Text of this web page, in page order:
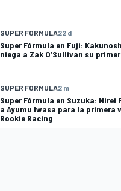
SUPER FORMULA22 d
Super Fórmula en Fuji:
niega a Zak O’Sullivan su
SUPER FORMULA2 m
Super Fórmula en Suzuka: Nirei
a Ayumu Iwasa para la primera
Rookie Racing